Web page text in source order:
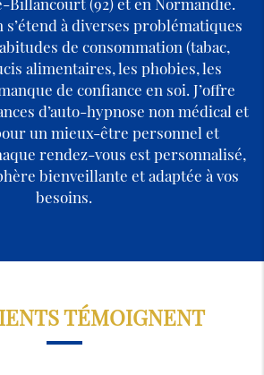
à diverses problématiques
de consommation (tabac,
alimentaires, les phobies, les
de confiance en soi. J’offre
d’auto-hypnose non médical et
un mieux-être personnel et
rendez-vous est personnalisé,
bienveillante et adaptée à vos
besoins.
TÉMOIGNENT